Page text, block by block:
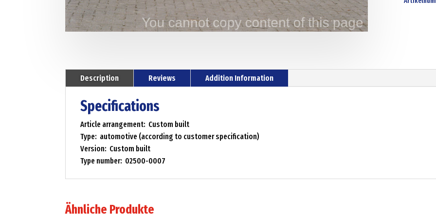
Description Reviews Addition Information
Specifications
Article arrangement: Custom built
Type: automotive (according to customer specification)
Version: Custom built
Type number: 02500-0007
Ähnliche Produkte